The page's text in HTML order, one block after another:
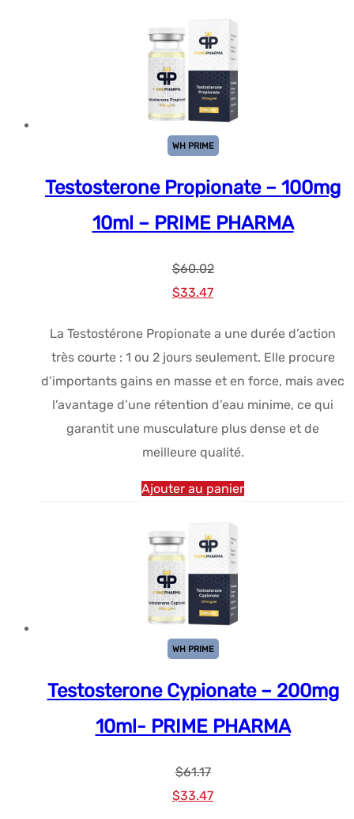
WH PRIME
Testosterone Propionate – 100mg
10ml – PRIME PHARMA
$60.02
Le
initial
était :
$60.02.
$33.47Le
actuel
est :
$33.47.
La Testostérone Propionate a une durée d’action
très courte : 1 ou 2 jours seulement. Elle procure
d’importants gains en masse et en force, mais avec
l’avantage d’une rétention d’eau minime, ce qui
garantit une musculature plus dense et de
meilleure qualité.
Ajouter au panier
WH PRIME
Testosterone Cypionate – 200mg
10ml- PRIME PHARMA
$61.17
Le
$33.47Le